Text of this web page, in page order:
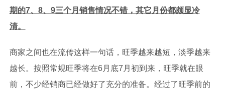
期的7、8、9三个月销售情况不错，其它月份都颇显冷
清。
商家之间也在流传这样一句话，旺季越来越短，淡季越来
越长。按照常规旺季将在6月底7月初到来，旺季就在眼
前，不少经销商已经做好了充分的准备。经过了旺季前的